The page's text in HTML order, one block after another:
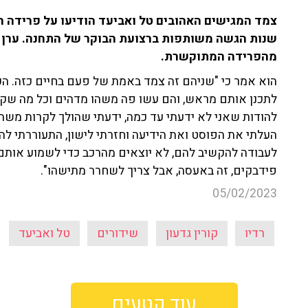
שנות הגשה משותפות ברצועת הבוקר של התחנה.
מהפרידה המתוקשרת.
הוא אמר כי "שניהם זה צמד באמת של פעם בחיים כזה.
לתכנן אותם מראש, והם עשו פה משהו מדהים וכל מה
להודות שאני לא ידעתי עד כמה, ידעתי שהולך לקרות
העלתי את הפוסט ואת הידיעה וחזרתי לישון, התעוררתי
לעבודה להקשיב להם, לא יוצאים מהרכב כדי לשמוע
פידבקים, זה באעסה, אבל צריך לשחרר מתישהו".
05/02/2023
רדיו קורין גדעון שידורים טל ואביעד